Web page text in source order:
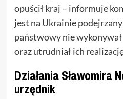
opuścił kraj – informuje
jest na Ukrainie
państwowy nie
oraz utrudniał ich
Działania Sławomira
urzędnik